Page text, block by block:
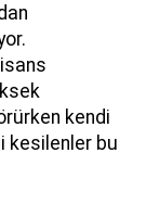
kendi
kesilenler bu